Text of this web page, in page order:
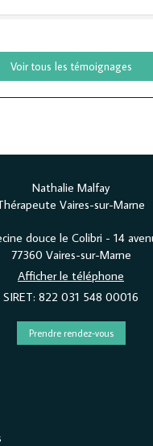
Voir tous les témoignages
Nathalie Malfay
Vaires-sur-Marne
douce le Colibri - 14
77360 Vaires-sur-Marne
Afficher le téléphone
SIRET: 822 031 548 00016
Prendre rendez-vous